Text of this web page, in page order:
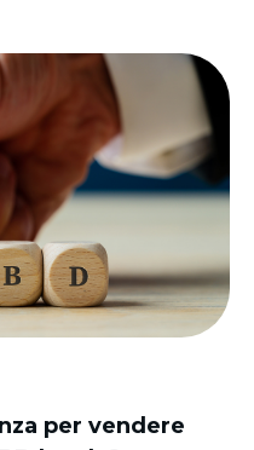
per vendere